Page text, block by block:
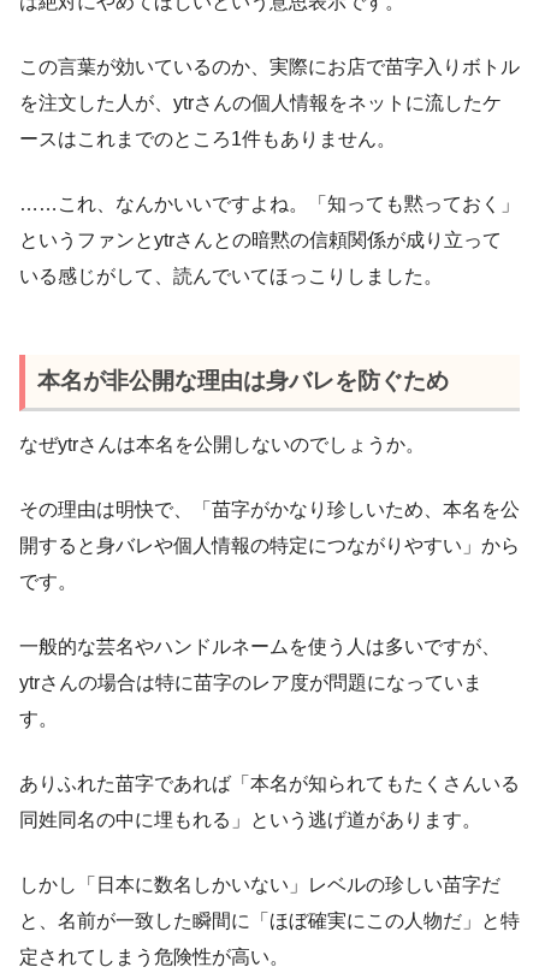
この言葉が効いているのか、実際にお店で苗字入りボトル
を注文した人が、ytrさんの個人情報をネットに流したケ
ースはこれまでのところ1件もありません。
……これ、なんかいいですよね。「知っても黙っておく」
というファンとytrさんとの暗黙の信頼関係が成り立って
いる感じがして、読んでいてほっこりしました。
本名が非公開な理由は身バレを防ぐため
なぜytrさんは本名を公開しないのでしょうか。
その理由は明快で、「苗字がかなり珍しいため、本名を公
開すると身バレや個人情報の特定につながりやすい」から
です。
一般的な芸名やハンドルネームを使う人は多いですが、
ytrさんの場合は特に苗字のレア度が問題になっていま
す。
ありふれた苗字であれば「本名が知られてもたくさんいる
同姓同名の中に埋もれる」という逃げ道があります。
しかし「日本に数名しかいない」レベルの珍しい苗字だ
と、名前が一致した瞬間に「ほぼ確実にこの人物だ」と特
定されてしまう危険性が高い。